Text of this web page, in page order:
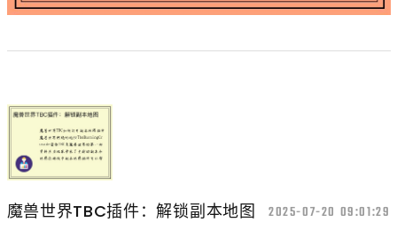
魔兽世界TBC插件：解锁副本地图 2025-07-20 09:01:29